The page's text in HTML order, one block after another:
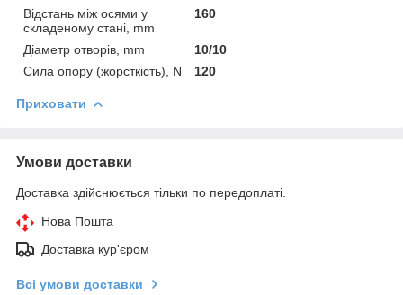
Відстань між осями у
складеному стані, mm
160
Діаметр отворів, mm
10/10
Сила опору (жорсткість), N
120
Приховати
Умови доставки
Доставка здійснюється тільки по передоплаті.
Нова Пошта
Доставка кур'єром
Всі умови доставки